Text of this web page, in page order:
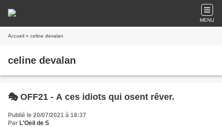
MENU
Accueil » celine devalan
celine devalan
🎭 OFF21 - A ces idiots qui osent rêver.
Publié le 20/07/2021 à 18:37
Par L'Oeil de S